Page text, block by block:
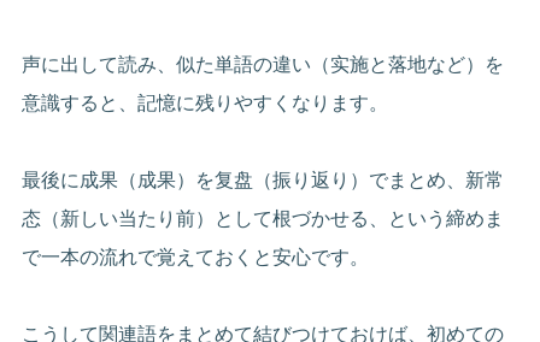
声に出して読み、似た単語の違い（实施と落地など）を
意識すると、記憶に残りやすくなります。
最後に成果（成果）を复盘（振り返り）でまとめ、新常
态（新しい当たり前）として根づかせる、という締めま
で一本の流れで覚えておくと安心です。
こうして関連語をまとめて結びつけておけば、初めての